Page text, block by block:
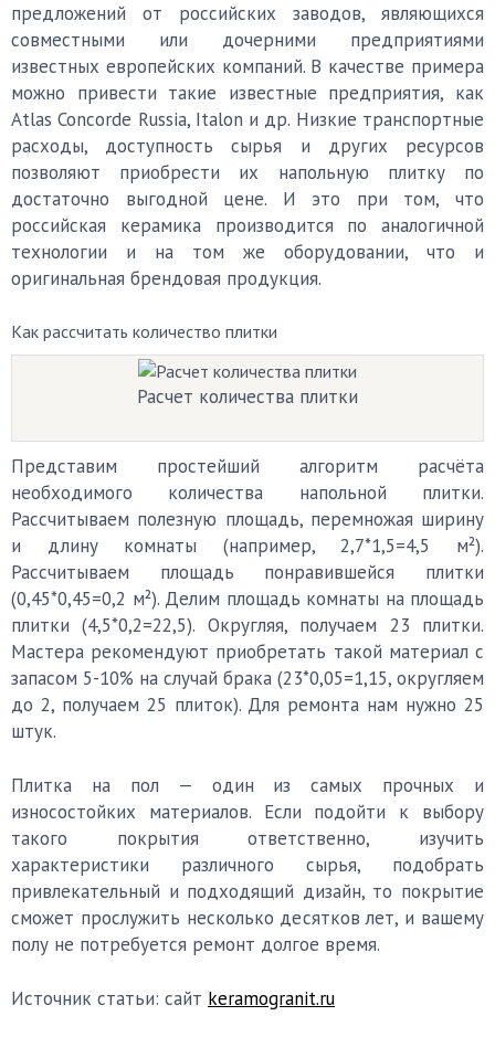
предложений от российских заводов, являющихся
совместными или дочерними предприятиями
известных европейских компаний. В качестве примера
можно привести такие известные предприятия, как
Atlas Concorde Russia, Italon и др. Низкие транспортные
расходы, доступность сырья и других ресурсов
позволяют приобрести их напольную плитку по
достаточно выгодной цене. И это при том, что
российская керамика производится по аналогичной
технологии и на том же оборудовании, что и
оригинальная брендовая продукция.
Как рассчитать количество плитки
Расчет количества плитки
Представим простейший алгоритм расчёта
необходимого количества напольной плитки.
Рассчитываем полезную площадь, перемножая ширину
и длину комнаты (например, 2,7*1,5=4,5 м²).
Рассчитываем площадь понравившейся плитки
(0,45*0,45=0,2 м²). Делим площадь комнаты на площадь
плитки (4,5*0,2=22,5). Округляя, получаем 23 плитки.
Мастера рекомендуют приобретать такой материал с
запасом 5-10% на случай брака (23*0,05=1,15, округляем
до 2, получаем 25 плиток). Для ремонта нам нужно 25
штук.
Плитка на пол — один из самых прочных и
износостойких материалов. Если подойти к выбору
такого покрытия ответственно, изучить
характеристики различного сырья, подобрать
привлекательный и подходящий дизайн, то покрытие
сможет прослужить несколько десятков лет, и вашему
полу не потребуется ремонт долгое время.
Источник статьи: сайт keramogranit.ru